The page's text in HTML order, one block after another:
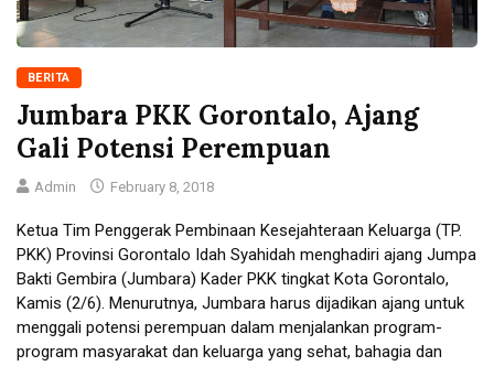
BERITA
Jumbara PKK Gorontalo, Ajang
Gali Potensi Perempuan
Admin February 8, 2018
Ketua Tim Penggerak Pembinaan Kesejahteraan Keluarga (TP.
PKK) Provinsi Gorontalo Idah Syahidah menghadiri ajang Jumpa
Bakti Gembira (Jumbara) Kader PKK tingkat Kota Gorontalo,
Kamis (2/6). Menurutnya, Jumbara harus dijadikan ajang untuk
menggali potensi perempuan dalam menjalankan program-
program masyarakat dan keluarga yang sehat, bahagia dan